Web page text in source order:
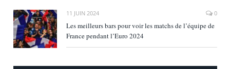
11 JUIN 2024 0
Les meilleurs bars pour voir les matchs de l’équipe de
France pendant l’Euro 2024